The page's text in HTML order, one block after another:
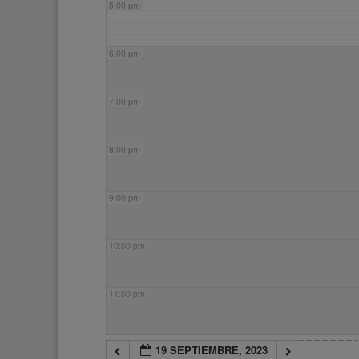
5:00 pm
6:00 pm
7:00 pm
8:00 pm
9:00 pm
10:00 pm
11:00 pm
19 SEPTIEMBRE, 2023